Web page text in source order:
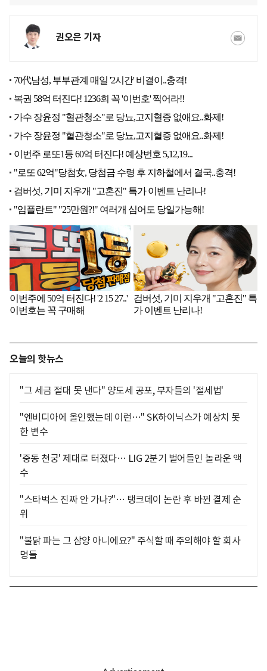
권오은 기자
오늘의 핫뉴스
"그 세금 절대 못 낸다" 양도세 공포, 부자들의 '절세법'
"엔비디아에 올인했는데 이런…" SK하이닉스가 예상치 못
한 변수
'중동 천궁' 제대로 터졌다… LIG 2분기 벌어들인 놀라운 액
수
"스타벅스 진짜 안 가나?"… 탱크데이 논란 후 바뀐 결제 순
위
"불닭 파는 그 삼양 아니에요?" 주식할 때 주의해야 할 회사
명들